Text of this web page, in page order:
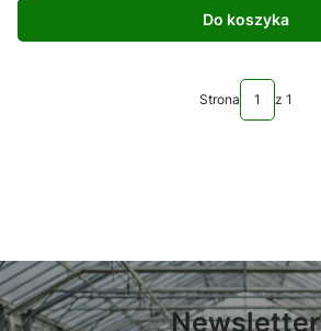
Do koszyka
Strona z 1
Newsletter